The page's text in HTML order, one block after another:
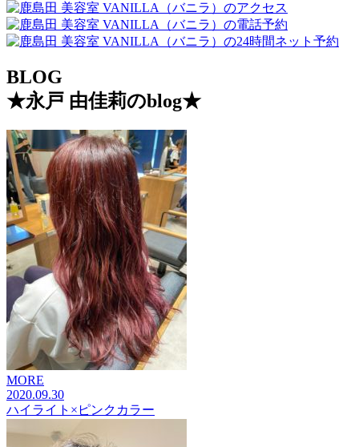
BLOG
★永戸 由佳莉のblog★
MORE
2020.09.30
ハイライト×ピンクカラー